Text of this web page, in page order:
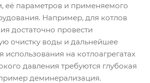
её параметров и применяемого
Например, для котлов
достаточно провести
очистку воды и дальнейшее
использования на котлоагрегатах
давления требуются глубокая
деминерализация.